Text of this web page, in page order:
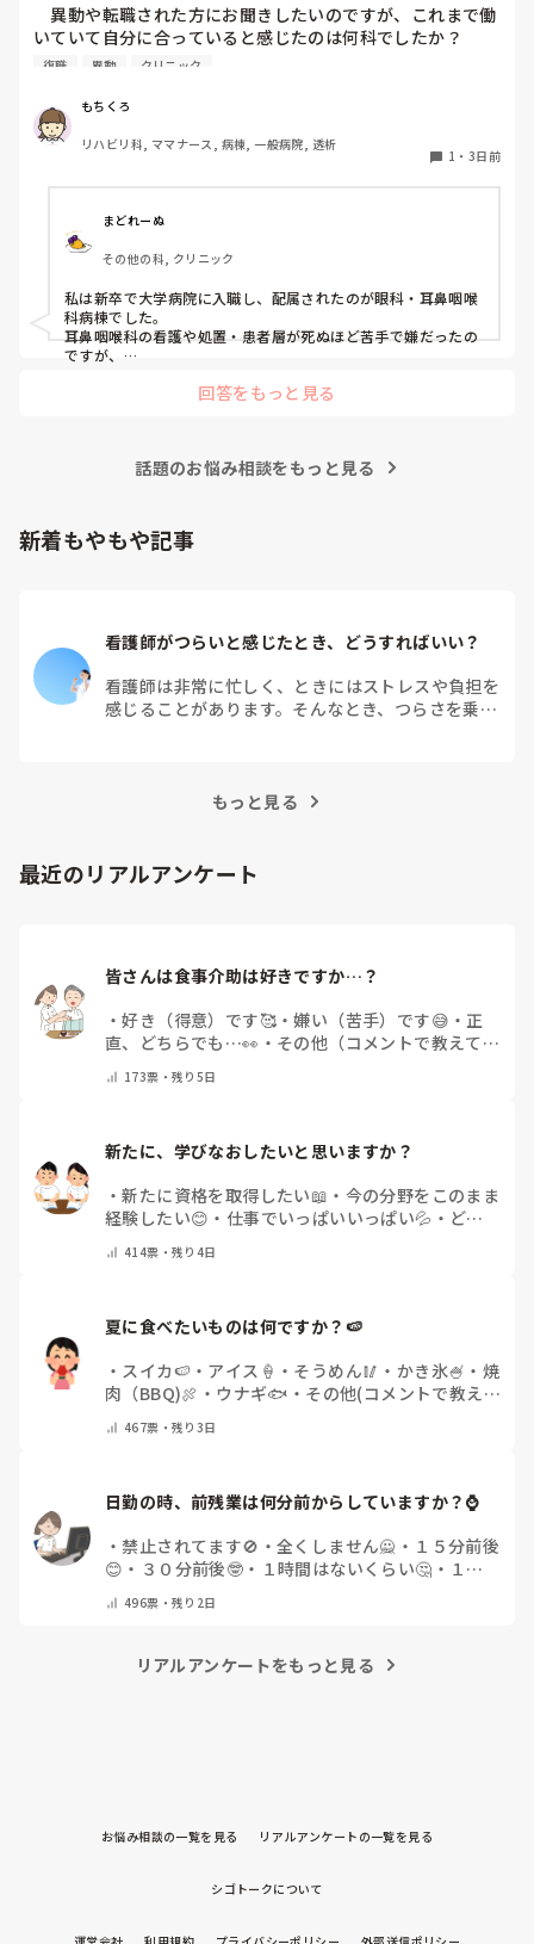
異動や転職された方にお聞きしたいのですが、これまで働
いていて自分に合っていると感じたのは何科でしたか？
また、どんなところが合っていると感じましたか？
私はこれまで脳神経外科、リハビリ科、透析室と経験しまし
たが、どこもしっくり来なくて悩んでいます…。次回の転職
の参考にさせていただきたいです😭
復職 異動 クリニック
もちくろ
リハビリ科, ママナース, 病棟, 一般病院, 透析
1 ・ 3日前
まどれーぬ
その他の科, クリニック
私は新卒で大学病院に入職し、配属されたのが眼科・耳鼻咽喉
科病棟でした。
耳鼻咽喉科の看護や処置・患者層が死ぬほど苦手で嫌だったの
ですが、
異動の声がかかる前に眼科クリニックに転職しました。
回答をもっと見る
話題のお悩み相談をもっと見る
新着もやもや記事
看護師がつらいと感じたとき、どうすればいい？
看護師は非常に忙しく、ときにはストレスや負担を
感じることがあります。そんなとき、つらさを乗り
もっと見る
最近のリアルアンケート
皆さんは食事介助は好きですか…？
・好き（得意）です🥰・嫌い（苦手）です😅 ・ 正
直、どちらでも…👀 ・ その他（コメントで教えてく
173票・残り5日
新たに、学びなおしたいと思いますか？
・新たに資格を取得したい📖 ・ 今の分野をこのまま
経験したい😊 ・ 仕事でいっぱいいっぱい💦 ・ どん
教えてください）
414票・残り4日
夏に食べたいものは何ですか？🍉
・ スイカ🍉 ・ アイス🍦 ・ そうめん🥢 ・ かき氷🍧 ・ 焼
肉（BBQ)🍖 ・ ウナギ🐟 ・ その他(コメントで教え
467票・残り3日
日勤の時、前残業は何分前からしていますか？⌚
・禁止されてます🚫 ・ 全くしません🙅 ・ １５分前後
😊 ・ ３０分前後🤓 ・ １時間はないくらい🤔 ・ １時
496票・残り2日
リアルアンケートをもっと見る
お悩み相談の一覧を見る リアルアンケートの一覧を見る
シゴトークについて